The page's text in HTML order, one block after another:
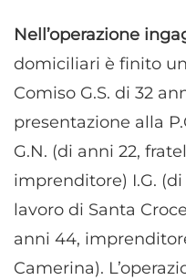
Nell’operazione
domiciliari è finito
Comiso G.S. di 32
presentazione alla
G.N. (di anni 22,
imprenditore) I.G.
lavoro di Santa
anni 44,
Camerina).